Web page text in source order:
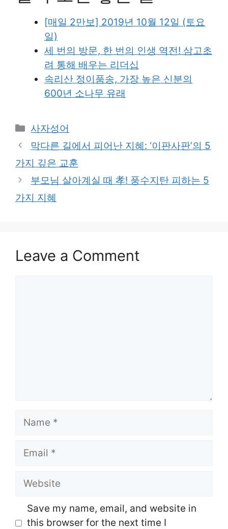
[매일 2만보] 2019년 10월 12일 (토요
일)
세 번의 방문, 한 번의 인생 역전! 삼고초
려 통해 배우는 리더십
속리산 정이품송, 가장 높은 신분의
600년 소나무 유래
Categories
사자성어
막다른 길에서 피어난 지혜: ‘이판사판’의 5
가지 깊은 교훈
부모님 살아계실 때 孝! 풍수지탄 피하는 5
가지 지혜
Leave a Comment
Name
Email
Website
Save my name, email, and website in
this browser for the next time I